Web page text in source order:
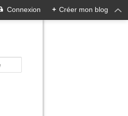
Connexion + Créer mon blog